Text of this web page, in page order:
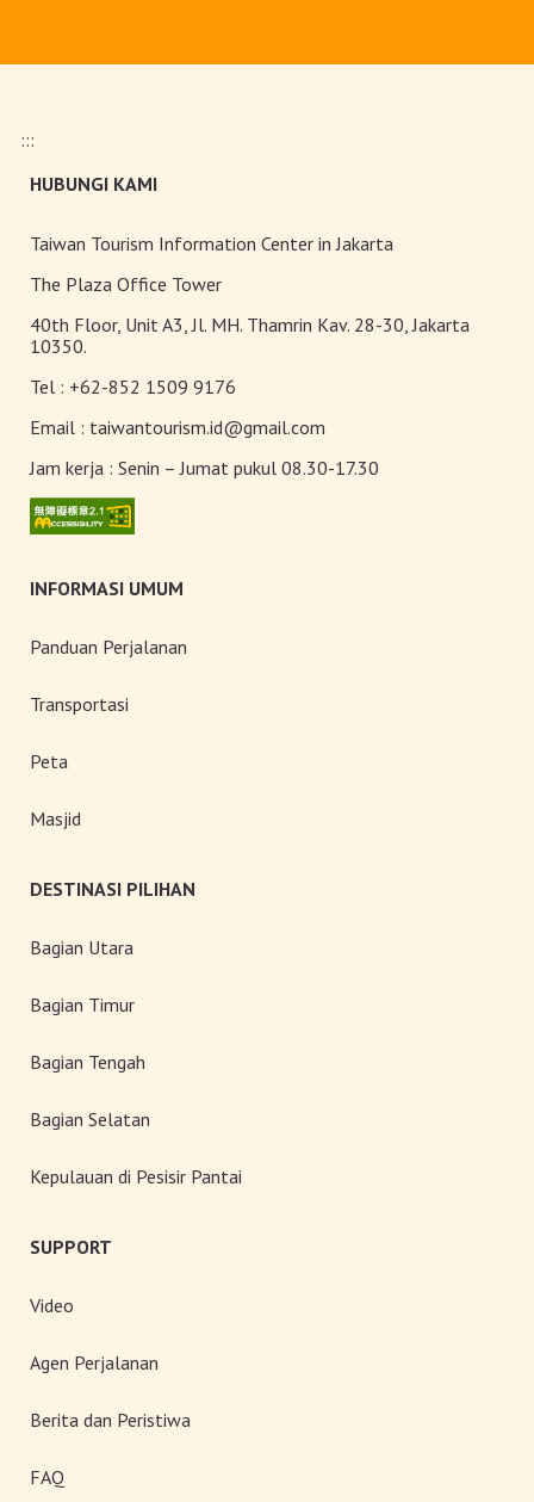
Taiwan dan Teknologi
Toserba Wisatawan” kini hadir di
seluruh Taiwan
Akomodasi Ramah Pesepeda di
Taiwan: Penggerak Destinasi
:::
HUBUNGI KAMI
Taiwan Tourism Information Center in Jakarta
The Plaza Office Tower
40th Floor, Unit A3, Jl. MH. Thamrin Kav. 28-30, Jakarta
10350.
Tel : +62-852 1509 9176
Email : taiwantourism.id@gmail.com
Jam kerja : Senin – Jumat pukul 08.30-17.30
INFORMASI UMUM
Panduan Perjalanan
Transportasi
Peta
Masjid
DESTINASI PILIHAN
Bagian Utara
Bagian Timur
Bagian Tengah
Bagian Selatan
Kepulauan di Pesisir Pantai
SUPPORT
Video
Agen Perjalanan
Berita dan Peristiwa
FAQ